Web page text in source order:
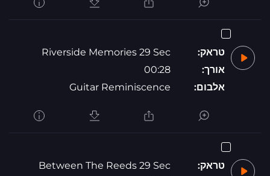
טראק:
Riverside Memories 29 Sec
אורך:
00:28
אלבום:
Guitar Reminiscence
טראק:
Between The Reeds 29 Sec